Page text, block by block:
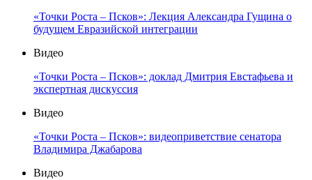
«Точки Роста – Псков»: Лекция Александра Гущина о
будущем Евразийской интеграции
Видео
«Точки Роста – Псков»: доклад Дмитрия Евстафьева и
экспертная дискуссия
Видео
«Точки Роста – Псков»: видеоприветствие сенатора
Владимира Джабарова
Видео